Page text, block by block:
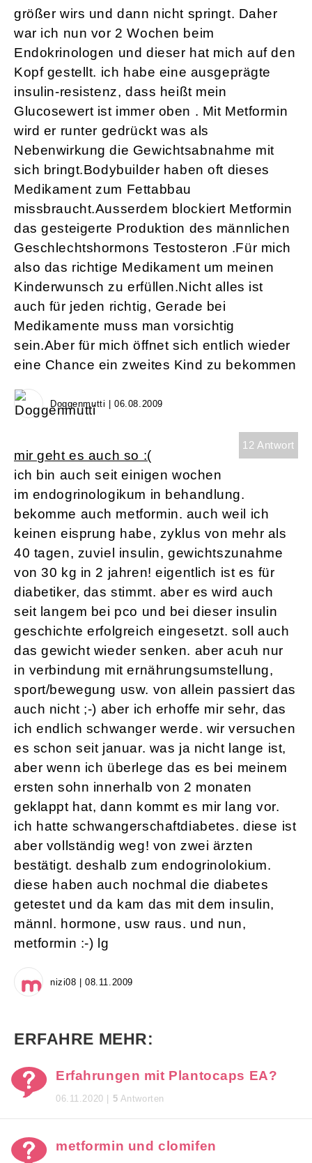
größer wirs und dann nicht springt. Daher
war ich nun vor 2 Wochen beim
Endokrinologen und dieser hat mich auf den
Kopf gestellt. ich habe eine ausgeprägte
insulin-resistenz, dass heißt mein
Glucosewert ist immer oben . Mit Metformin
wird er runter gedrückt was als
Nebenwirkung die Gewichtsabnahme mit
sich bringt.Bodybuilder haben oft dieses
Medikament zum Fettabbau
missbraucht.Ausserdem blockiert Metformin
das gesteigerte Produktion des männlichen
Geschlechtshormons Testosteron .Für mich
also das richtige Medikament um meinen
Kinderwunsch zu erfüllen.Nicht alles ist
auch für jeden richtig, Gerade bei
Medikamente muss man vorsichtig
sein.Aber für mich öffnet sich entlich wieder
eine Chance ein zweites Kind zu bekommen
Doggenmutti | 06.08.2009
12 Antwort
mir geht es auch so :(
ich bin auch seit einigen wochen
im endogrinologikum in behandlung.
bekomme auch metformin. auch weil ich
keinen eisprung habe, zyklus von mehr als
40 tagen, zuviel insulin, gewichtszunahme
von 30 kg in 2 jahren! eigentlich ist es für
diabetiker, das stimmt. aber es wird auch
seit langem bei pco und bei dieser insulin
geschichte erfolgreich eingesetzt. soll auch
das gewicht wieder senken. aber acuh nur
in verbindung mit ernährungsumstellung,
sport/bewegung usw. von allein passiert das
auch nicht ;-) aber ich erhoffe mir sehr, das
ich endlich schwanger werde. wir versuchen
es schon seit januar. was ja nicht lange ist,
aber wenn ich überlege das es bei meinem
ersten sohn innerhalb von 2 monaten
geklappt hat, dann kommt es mir lang vor.
ich hatte schwangerschaftdiabetes. diese ist
aber vollständig weg! von zwei ärzten
bestätigt. deshalb zum endogrinolokium.
diese haben auch nochmal die diabetes
getestet und da kam das mit dem insulin,
männl. hormone, usw raus. und nun,
metformin :-) lg
nizi08 | 08.11.2009
ERFAHRE MEHR:
Erfahrungen mit Plantocaps EA?
06.11.2020 | 5 Antworten
metformin und clomifen